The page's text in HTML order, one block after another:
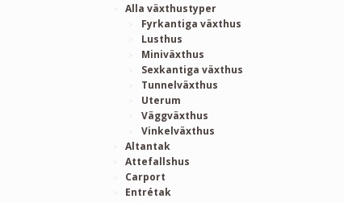
Alla växthustyper
Fyrkantiga växthus
Lusthus
Miniväxthus
Sexkantiga växthus
Tunnelväxthus
Uterum
Väggväxthus
Vinkelväxthus
Altantak
Attefallshus
Carport
Entrétak